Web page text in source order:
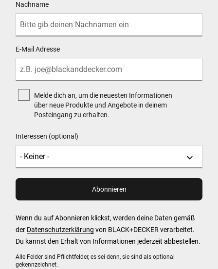
Alle Felder sind Pflichtfelder, es sei denn, sie sind als optional
gekennzeichnet.
Nachname
E-Mail Adresse
Melde dich an, um die neuesten Informationen
über neue Produkte und Angebote in deinem
Posteingang zu erhalten.
Interessen (optional)
Wenn du auf Abonnieren klickst, werden deine Daten gemäß
der Datenschutzerklärung von BLACK+DECKER verarbeitet.
Du kannst den Erhalt von Informationen jederzeit abbestellen.